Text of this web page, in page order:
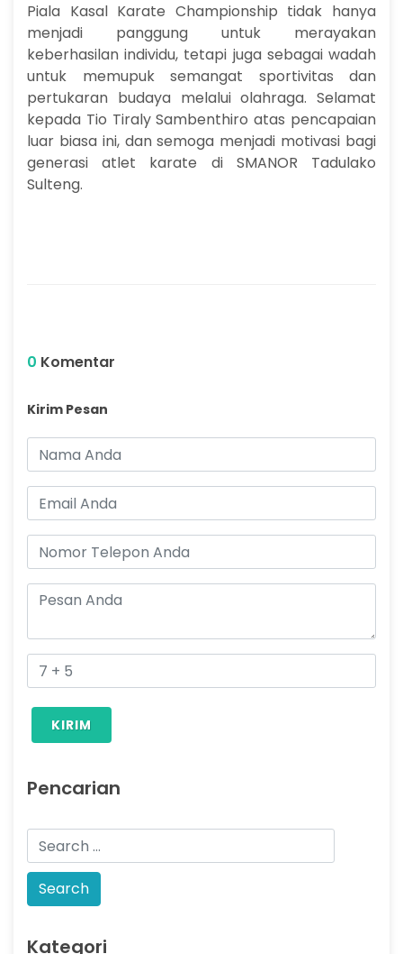
Piala Kasal Karate Championship tidak hanya
menjadi panggung untuk merayakan
keberhasilan individu, tetapi juga sebagai wadah
untuk memupuk semangat sportivitas dan
pertukaran budaya melalui olahraga. Selamat
kepada Tio Tiraly Sambenthiro atas pencapaian
luar biasa ini, dan semoga menjadi motivasi bagi
generasi atlet karate di SMANOR Tadulako
Sulteng.
0 Komentar
Kirim Pesan
KIRIM
Pencarian
Kategori